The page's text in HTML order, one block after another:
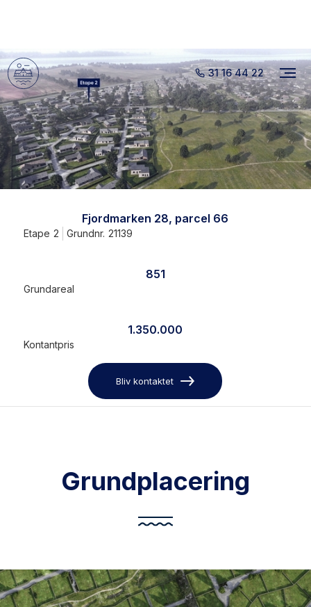
31 16 44 22
Fjordmarken 28, parcel 66
Etape 2 Grundnr. 21139
851
Grundareal
1.350.000
Kontantpris
Bliv kontaktet
Grundplacering